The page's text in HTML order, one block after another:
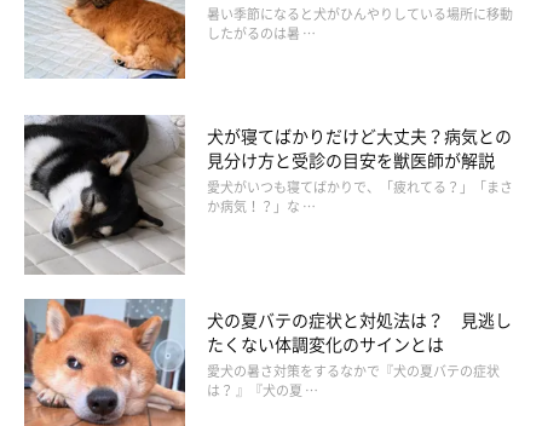
暑い季節になると犬がひんやりしている場所に移動
したがるのは暑 …
犬が寝てばかりだけど大丈夫？病気との
見分け方と受診の目安を獣医師が解説
愛犬がいつも寝てばかりで、「疲れてる？」「まさ
か病気！？」な …
犬の夏バテの症状と対処法は？ 見逃し
たくない体調変化のサインとは
愛犬の暑さ対策をするなかで『犬の夏バテの症状
は？ 』『犬の夏 …